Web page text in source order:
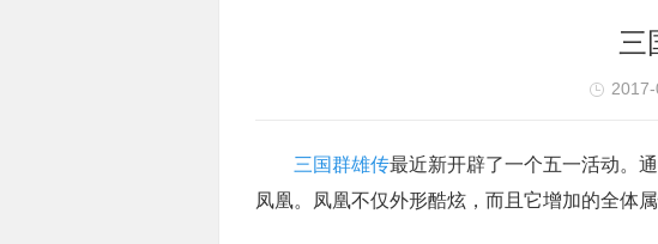
三
三国群雄传最近新开辟了一个五一活动。
凤凰。凤凰不仅外形酷炫，而且它增加的全体